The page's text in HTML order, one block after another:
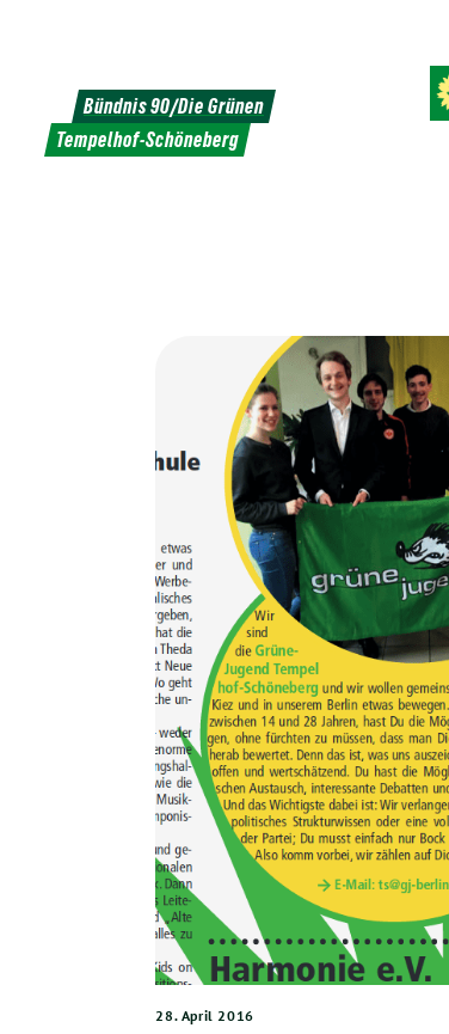
Bündnis 90/Die Grünen
Tempelhof-Schöneberg
28. April 2016